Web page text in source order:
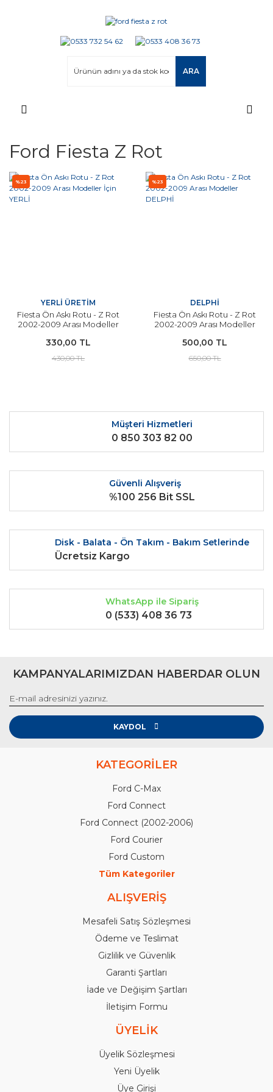
ARA
Ford Fiesta Z Rot
%23
YERLİ ÜRETİM
Fiesta Ön Askı Rotu - Z Rot
2002-2009 Arası Modeller
330,00 TL
430,00 TL
%23
DELPHİ
Fiesta Ön Askı Rotu - Z Rot
2002-2009 Arası Modeller
500,00 TL
650,00 TL
Müşteri Hizmetleri
0 850 303 82 00
Güvenli Alışveriş
%100 256 Bit SSL
Disk - Balata - Ön Takım - Bakım Setlerinde
Ücretsiz Kargo
WhatsApp ile Sipariş
0 (533) 408 36 73
KAMPANYALARIMIZDAN HABERDAR OLUN
KAYDOL
KATEGORİLER
Ford C-Max
Ford Connect
Ford Connect (2002-2006)
Ford Courier
Ford Custom
Tüm Kategoriler
ALIŞVERİŞ
Mesafeli Satış Sözleşmesi
Ödeme ve Teslimat
Gizlilik ve Güvenlik
Garanti Şartları
İade ve Değişim Şartları
İletişim Formu
ÜYELİK
Üyelik Sözleşmesi
Yeni Üyelik
Üye Girişi